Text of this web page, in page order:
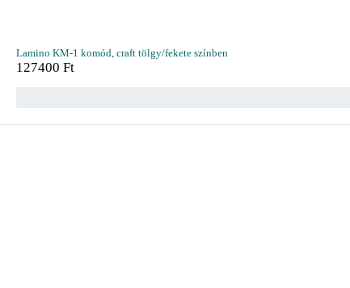
Lamino KM-1 komód, craft tölgy/fekete színben
127400 Ft